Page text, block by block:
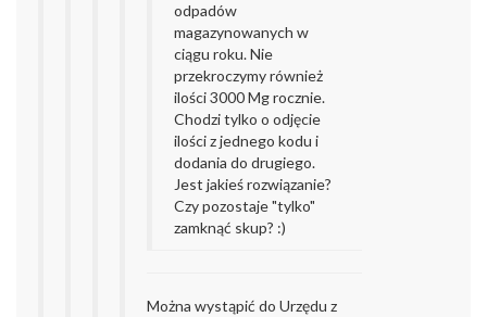
odpadów
magazynowanych w
ciągu roku. Nie
przekroczymy również
ilości 3000 Mg rocznie.
Chodzi tylko o odjęcie
ilości z jednego kodu i
dodania do drugiego.
Jest jakieś rozwiązanie?
Czy pozostaje "tylko"
zamknąć skup? :)
Można wystąpić do Urzędu z